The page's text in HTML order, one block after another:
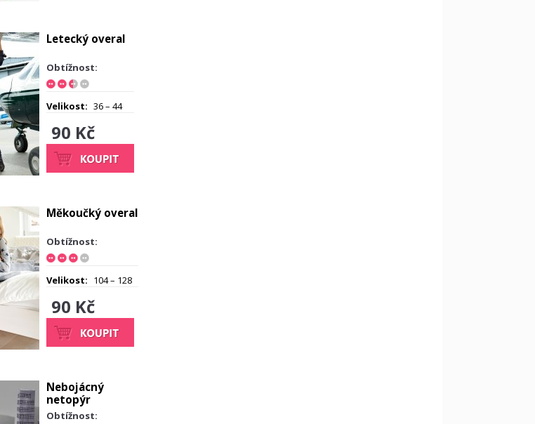
Letecký overal
Obtížnost:
Velikost: 36 – 44
90 Kč
Měkoučký overal
Obtížnost:
Velikost: 104 – 128
90 Kč
Nebojácný
netopýr
Obtížnost: